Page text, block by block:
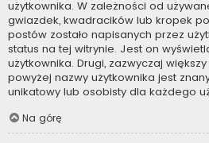
użytkownika. W zależności od
gwiazdek, kwadracików lub kropek
postów zostało napisanych przez
status na tej witrynie. Jest on
użytkownika. Drugi, zazwyczaj
powyżej nazwy użytkownika jest
unikatowy lub osobisty dla każdego
Na górę